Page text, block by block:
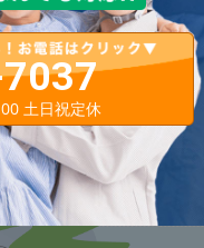
土日祝定休